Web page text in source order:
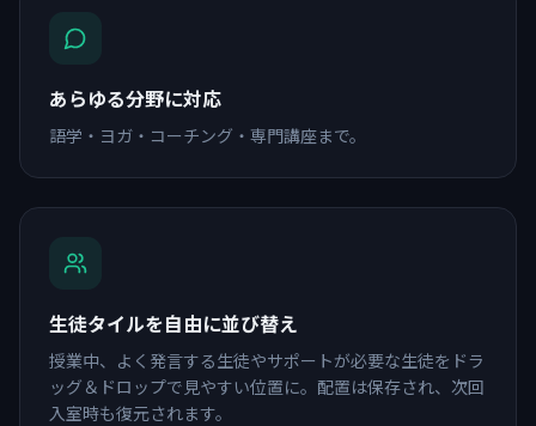
あらゆる分野に対応
語学・ヨガ・コーチング・専門講座まで。
生徒タイルを自由に並び替え
授業中、よく発言する生徒やサポートが必要な生徒をドラ
ッグ＆ドロップで見やすい位置に。配置は保存され、次回
入室時も復元されます。